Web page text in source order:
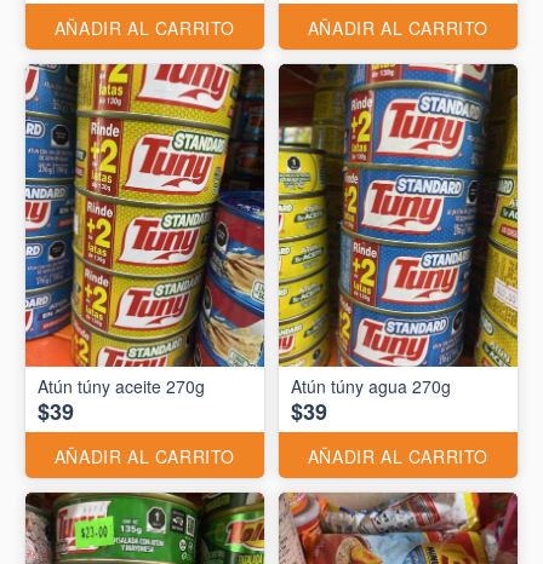
AÑADIR AL CARRITO AÑADIR AL CARRITO
Atún túny aceite 270g
$39
AÑADIR AL CARRITO
Atún túny agua 270g
$39
AÑADIR AL CARRITO